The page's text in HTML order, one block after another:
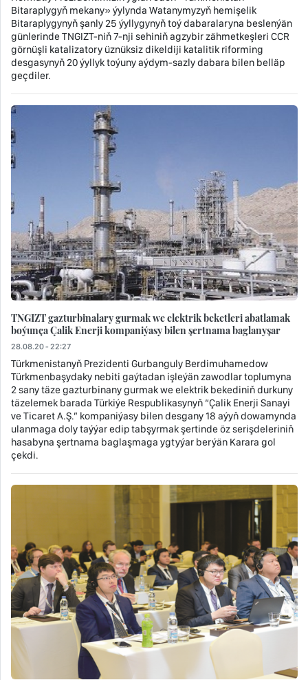
Bitaraplygyň mekany» ýylynda Watanymyzyň hemişelik
Bitaraplygynyň şanly 25 ýyllygynyň toý dabaralaryna beslenýän
günlerinde TNGIZT-niň 7-nji sehiniň agzybir zähmetkeşleri CCR
görnüşli katalizatory üznüksiz dikeldiji katalitik riforming
desgasynyň 20 ýyllyk toýuny aýdym-sazly dabara bilen belläp
geçdiler.
TNGIZT gazturbinalary gurmak we elektrik beketleri abatlamak
boýunça Çalik Enerji kompaniýasy bilen şertnama baglanyşar
28.08.20 - 22:27
Türkmenistanyň Prezidenti Gurbanguly Berdimuhamedow
Türkmenbaşydaky nebiti gaýtadan işleýän zawodlar toplumyna
2 sany täze gazturbinany gurmak we elektrik bekediniň durkuny
täzelemek barada Türkiýe Respublikasynyň “Çalik Enerji Sanayi
ve Ticaret A.Ş.” kompaniýasy bilen desgany 18 aýyň dowamynda
ulanmaga doly taýýar edip tabşyrmak şertinde öz serişdeleriniň
hasabyna şertnama baglaşmaga ygtyýar berýän Karara gol
çekdi.